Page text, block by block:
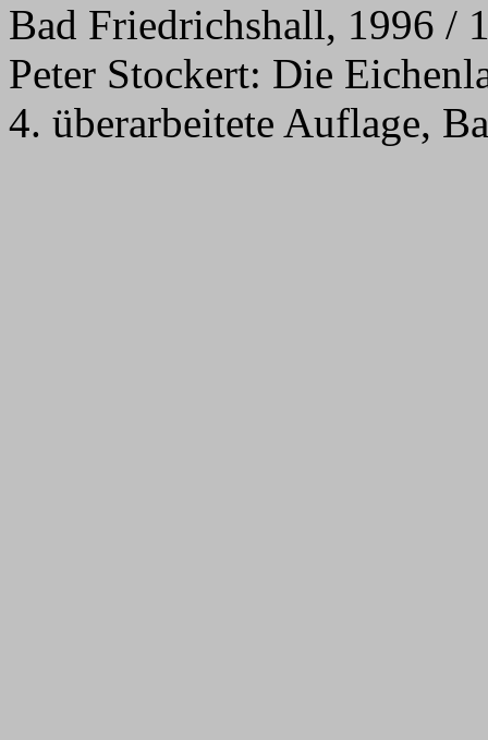
Bad Friedrichshall, 1996 /
Peter Stockert: Die
4. überarbeitete Auflage,